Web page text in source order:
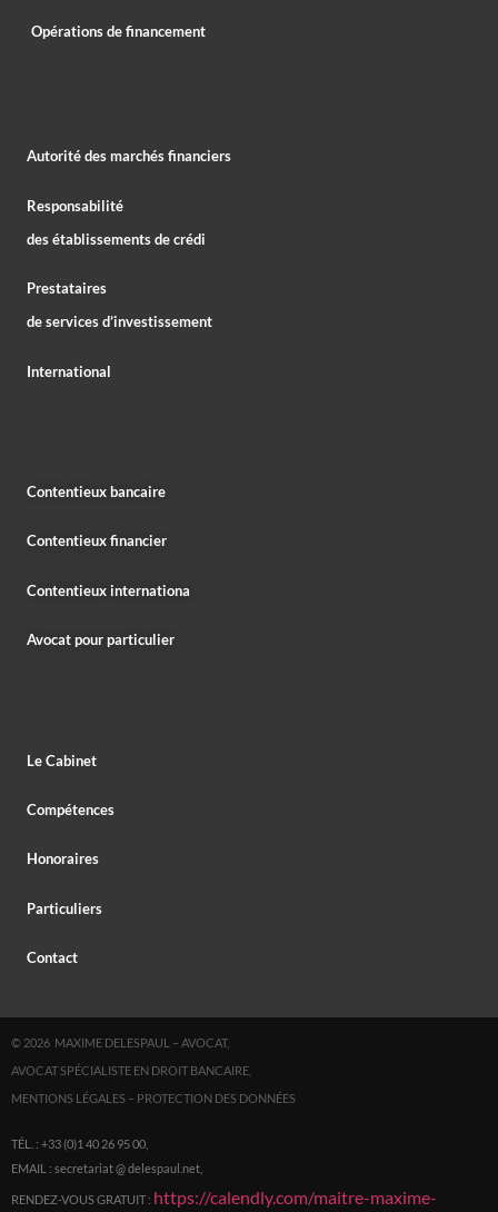
Opérations de financement
Autorité des marchés financiers
Responsabilité
des établissements de crédi
Prestataires
de services d’investissement
International
Contentieux bancaire
Contentieux financier
Contentieux internationa
Avocat pour particulier
Le Cabinet
Compétences
Honoraires
Particuliers
Contact
© 2026 MAXIME DELESPAUL – AVOCAT,
AVOCAT SPÉCIALISTE EN DROIT BANCAIRE,
MENTIONS LÉGALES – PROTECTION DES DONNÉES
TÉL. : +33 (0)1 40 26 95 00,
EMAIL : secretariat @ delespaul.net,
RENDEZ-VOUS GRATUIT : https://calendly.com/maitre-maxime-